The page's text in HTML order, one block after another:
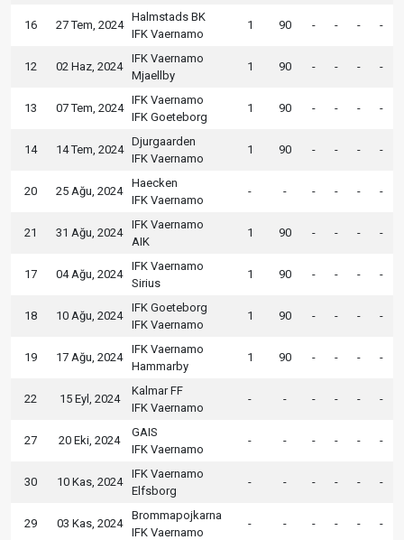
16 27 Tem, 2024
Halmstads BK
IFK Vaernamo
1 90 - - - -
12 02 Haz, 2024
IFK Vaernamo
Mjaellby
1 90 - - - -
13 07 Tem, 2024
IFK Vaernamo
IFK Goeteborg
1 90 - - - -
14 14 Tem, 2024
Djurgaarden
IFK Vaernamo
1 90 - - - -
20 25 Ağu, 2024
Haecken
IFK Vaernamo
- - - - - -
21 31 Ağu, 2024
IFK Vaernamo
AIK
1 90 - - - -
17 04 Ağu, 2024
IFK Vaernamo
Sirius
1 90 - - - -
18 10 Ağu, 2024
IFK Goeteborg
IFK Vaernamo
1 90 - - - -
19 17 Ağu, 2024
IFK Vaernamo
Hammarby
1 90 - - - -
22 15 Eyl, 2024
Kalmar FF
IFK Vaernamo
- - - - - -
27 20 Eki, 2024
GAIS
IFK Vaernamo
- - - - - -
30 10 Kas, 2024
IFK Vaernamo
Elfsborg
- - - - - -
29 03 Kas, 2024
Brommapojkarna
IFK Vaernamo
- - - - - -